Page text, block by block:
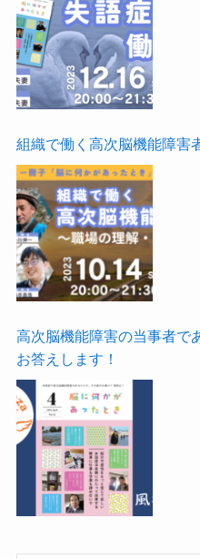
組織で働く高次脳機能障害
高次脳機能障害の当事者で
お答えします！